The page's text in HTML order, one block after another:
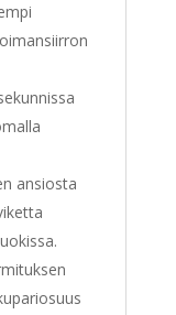
ansiosta